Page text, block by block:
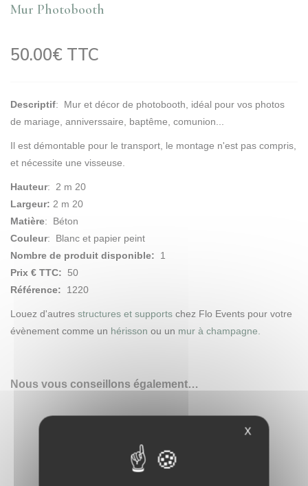
50.00€ TTC
Il est démontable pour le transport, le montage n'est pas compris,
et nécessite une visseuse.
Hauteur: 2 m 20
Largeur: 2 m 20
Matière: Béton
Couleur: Blanc et papier peint
Nombre de produit disponible:
Prix € TTC:50
Référence: 1220
Louez d'autresstructures et supports
évènement comme un
X